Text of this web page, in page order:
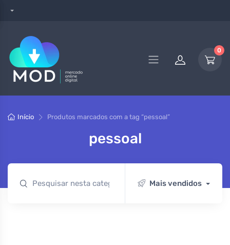
0
Início Produtos marcados com a tag “pessoal”
pessoal
Mais vendidos